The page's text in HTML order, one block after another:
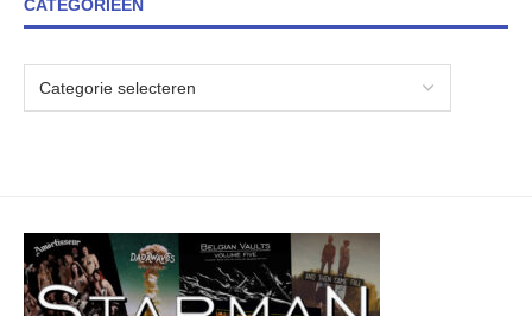
CATEGORIEËN